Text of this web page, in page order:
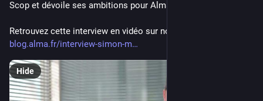
Scop et dévoile ses ambitions pour Alma.
Retrouvez cette interview en vidéo sur notre blog :
blog.alma.fr/interview-simon-m
Hide